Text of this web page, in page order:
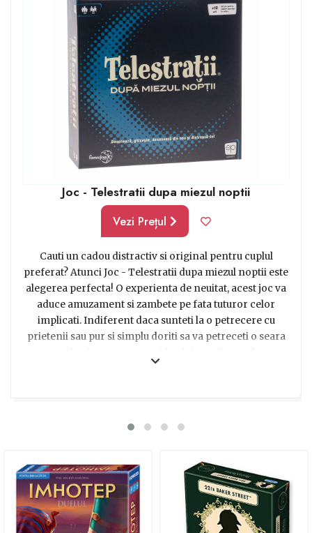
uitând efectiv cum trece timpul, poate chiar reușind să
stați departe de gadget-uri.
Joc - Telestratii dupa miezul noptii
Vezi Prețul
Cauti un cadou distractiv si original pentru cuplul
preferat? Atunci Joc - Telestratii dupa miezul noptii este
alegerea perfecta! O experienta de neuitat, acest joc va
aduce amuzament si zambete pe fata tuturor celor
implicati. Indiferent daca sunteti la o petrecere cu
prietenii sau pur si simplu doriti sa va petreceti o seara
niciodata ce va rezerva urmatoarea runda. Fiecare
este garantat! Asadar, surprinde-ti prietenii dragi cu
acest joc captivant si aduce un strop de magie in serile
voastre alaturi de Joc - Telestratii dupa miezul noptii!